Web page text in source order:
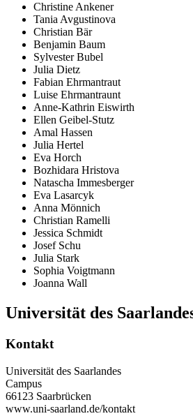
Christine Ankener
Tania Avgustinova
Christian Bär
Benjamin Baum
Sylvester Bubel
Julia Dietz
Fabian Ehrmantraut
Luise Ehrmantraunt
Anne-Kathrin Eiswirth
Ellen Geibel-Stutz
Amal Hassen
Julia Hertel
Eva Horch
Bozhidara Hristova
Natascha Immesberger
Eva Lasarcyk
Anna Mönnich
Christian Ramelli
Jessica Schmidt
Josef Schu
Julia Stark
Sophia Voigtmann
Joanna Wall
Universität des
Kontakt
Universität des Saarlandes
Campus
66123 Saarbrücken
www.uni-saarland.de/kontakt